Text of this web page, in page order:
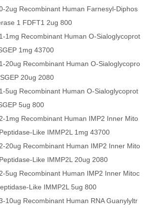
2ug Recombinant Human Farnesyl-Diphos
1 FDFT1 2ug 800
1mg Recombinant Human O-Sialoglycoprot
1mg 43700
20ug Recombinant Human O-Sialoglycopro
20ug 2080
5ug Recombinant Human O-Sialoglycoprot
5ug 800
1mg Recombinant Human IMP2 Inner Mito
Like IMMP2L 1mg 43700
20ug Recombinant Human IMP2 Inner Mito
Like IMMP2L 20ug 2080
5ug Recombinant Human IMP2 Inner Mitoc
Like IMMP2L 5ug 800
10ug Recombinant Human RNA Guanylyltr